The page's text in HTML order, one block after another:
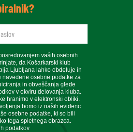
vaših osebnih
da Košarkarski klub
Ljubljana lahko obdeluje in
navedene osebne podatke za
in obveščanja glede
v okviru delovanja kluba.
hranimo v elektronski obliki.
bomo iz naših evidenc
osebne podatke, ki so bili
tega spletnega obrazca.
podatkov